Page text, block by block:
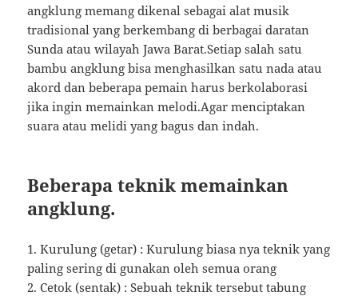
angklung memang dikenal sebagai alat musik
tradisional yang berkembang di berbagai daratan
Sunda atau wilayah Jawa Barat.Setiap salah satu
bambu angklung bisa menghasilkan satu nada atau
akord dan beberapa pemain harus berkolaborasi
jika ingin memainkan melodi.Agar menciptakan
suara atau melidi yang bagus dan indah.
Beberapa teknik memainkan
angklung.
1. Kurulung (getar) : Kurulung biasa nya teknik yang
paling sering di gunakan oleh semua orang
2. Cetok (sentak) : Sebuah teknik tersebut tabung